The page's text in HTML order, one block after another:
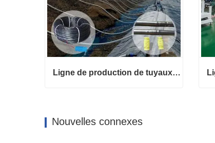
Ligne de production de tuyaux d'irrigation goutte à goutte avec goutteurs cylindriques ronds à compensation de pression pour la lixiviation des tas de minage HWYAA
Nouvelles connexes